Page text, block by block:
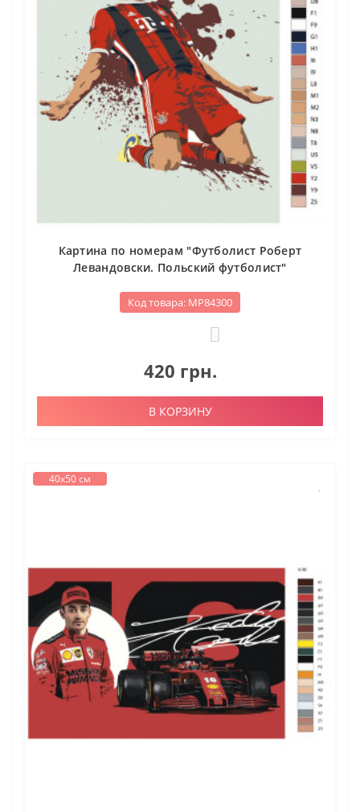
Картина по номерам "Футболист Роберт
Левандовски. Польский футболист"
Код товара: МР84300
420 грн.
В КОРЗИНУ
40х50 см